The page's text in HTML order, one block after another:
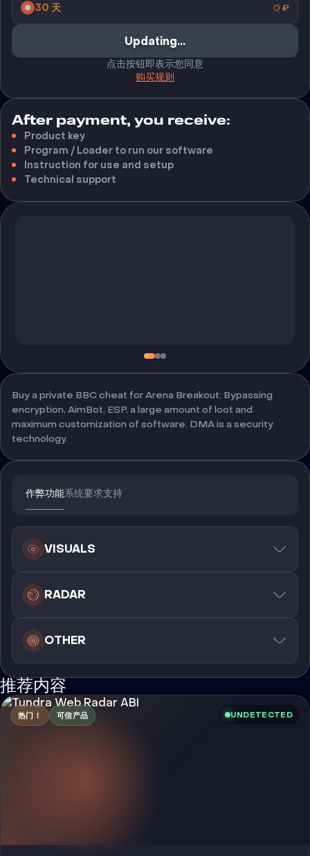
30 天 0 ₽
Updating...
点击按钮即表示您同意
购买规则
After payment, you receive:
Product key
Program / Loader to run our software
Instruction for use and setup
Technical support
Buy a private BBC cheat for Arena Breakout: Bypassing
encryption, AimBot, ESP, a large amount of loot and
maximum customization of software. DMA is a security
technology.
作弊功能系统要求支持
VISUALS
RADAR
OTHER
推荐内容
热门！ 可信产品 UNDETECTED